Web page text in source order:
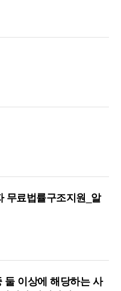
무료법률구조지원_알
둘 이상에 해당하는 사